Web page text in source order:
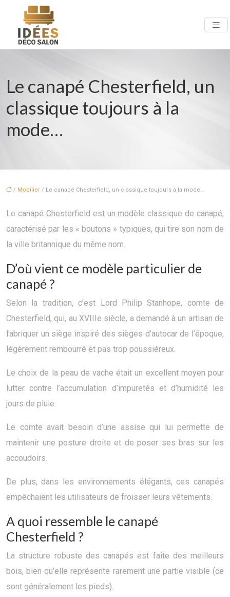
Le canapé Chesterfield, un
classique toujours à la
mode…
/ Mobilier / Le canapé Chesterfield, un classique toujours à la mode…
Le canapé Chesterfield est un modèle classique de canapé,
caractérisé par les « boutons » typiques, qui tire son nom de
la ville britannique du même nom.
D’où vient ce modèle particulier de
canapé ?
Selon la tradition, c’est Lord Philip Stanhope, comte de
Chesterfield, qui, au XVIIIe siècle, a demandé à un artisan de
fabriquer un siège inspiré des sièges d’autocar de l’époque,
légèrement rembourré et pas trop poussiéreux.
Le choix de la peau de vache était un excellent moyen pour
lutter contre l’accumulation d’impuretés et d’humidité les
jours de pluie.
Le comte avait besoin d’une assise qui lui permette de
maintenir une posture droite et de poser ses bras sur les
accoudoirs.
De plus, dans les environnements élégants, ces canapés
empêchaient les utilisateurs de froisser leurs vêtements.
A quoi ressemble le canapé
Chesterfield ?
La structure robuste des canapés est faite des meilleurs
bois, bien qu’elle représente rarement une partie visible (ce
sont généralement les pieds).